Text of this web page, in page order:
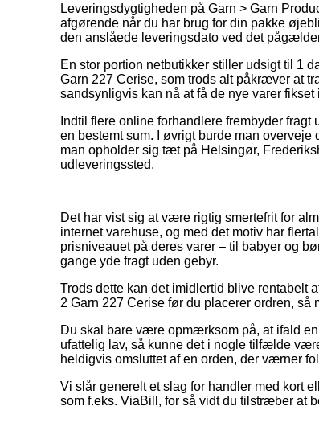
Leveringsdygtigheden på Garn > Garn
afgørende når du har brug for din pakke
den anslåede leveringsdato ved det
En stor portion netbutikker stiller udsigt til 1
Garn 227 Cerise, som trods alt påkræver at
sandsynligvis kan nå at få de nye varer
Indtil flere online forhandlere frembyder
en bestemt sum. I øvrigt burde man
man opholder sig tæt på Helsingør,
udleveringssted.
Det har vist sig at være rigtig smertefrit for
internet varehuse, og med det motiv har
prisniveauet på deres varer – til babyer og
gange yde fragt uden gebyr.
Trods dette kan det imidlertid blive rentabelt
2 Garn 227 Cerise før du placerer ordren,
Du skal bare være opmærksom på, at ifald
ufattelig lav, så kunne det i nogle tilfælde
heldigvis omsluttet af en orden, der værner
Vi slår generelt et slag for handler med kort
som f.eks. ViaBill, for så vidt du tilstræber at